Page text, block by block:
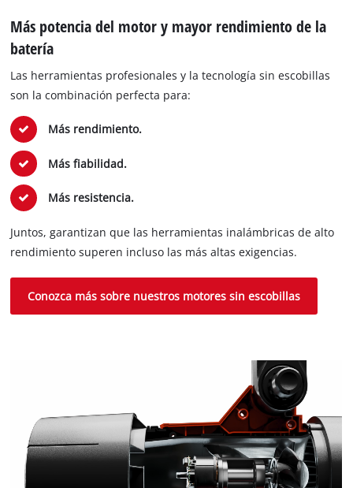
Más potencia del motor y mayor rendimiento de la
batería
Las herramientas profesionales y la tecnología sin escobillas
son la combinación perfecta para:
Más rendimiento.
Más fiabilidad.
Más resistencia.
Juntos, garantizan que las herramientas inalámbricas de alto
rendimiento superen incluso las más altas exigencias.
Conozca más sobre nuestros motores sin escobillas